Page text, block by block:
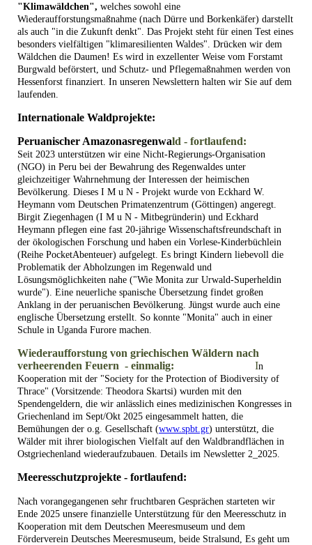
"Klimawäldchen", welches sowohl eine
Wiederaufforstungsmaßnahme (nach Dürre und Borkenkäfer) darstellt
als auch "in die Zukunft denkt". Das Projekt steht für einen Test eines
besonders vielfältigen "klimaresilienten Waldes". Drücken wir dem
Wäldchen die Daumen! Es wird in exzellenter Weise vom Forstamt
Burgwald beförstert, und Schutz- und Pflegemaßnahmen werden von
Hessenforst finanziert. In unseren Newslettern halten wir Sie auf dem
laufenden.
Internationale Waldprojekte:
Peruanischer Amazonasregenwald - fortlaufend:
Seit 2023 unterstützen wir eine Nicht-Regierungs-Organisation
(NGO) in Peru bei der Bewahrung des Regenwaldes unter
gleichzeitiger Wahrnehmung der Interessen der heimischen
Bevölkerung. Dieses I M u N - Projekt wurde von Eckhard W.
Heymann vom Deutschen Primatenzentrum (Göttingen) angeregt.
Birgit Ziegenhagen (I M u N - Mitbegründerin) und Eckhard
Heymann pflegen eine fast 20-jährige Wissenschaftsfreundschaft in
der ökologischen Forschung und haben ein Vorlese-Kinderbüchlein
(Reihe PocketAbenteuer) aufgelegt. Es bringt Kindern liebevoll die
Problematik der Abholzungen im Regenwald und
Lösungsmöglichkeiten nahe ("Wie Monita zur Urwald-Superheldin
wurde"). Eine neuerliche spanische Übersetzung findet großen
Anklang in der peruanischen Bevölkerung. Jüngst wurde auch eine
englische Übersetzung erstellt. So konnte "Monita" auch in einer
Schule in Uganda Furore machen.
Wiederaufforstung von griechischen Wäldern nach
verheerenden Feuern - einmalig: In
Kooperation mit der "Society for the Protection of Biodiversity of
Thrace" (Vorsitzende: Theodora Skartsi) wurden mit den
Spendengeldern, die wir anlässlich eines medizinischen Kongresses in
Griechenland im Sept/Okt 2025 eingesammelt hatten, die
Bemühungen der o.g. Gesellschaft (www.spbt.gr) unterstützt, die
Wälder mit ihrer biologischen Vielfalt auf den Waldbrandflächen in
Ostgriechenland wiederaufzubauen. Details im Newsletter 2_2025.
Meeresschutzprojekte - fortlaufend:
Nach vorangegangenen sehr fruchtbaren Gesprächen starteten wir
Ende 2025 unsere finanzielle Unterstützung für den Meeresschutz in
Kooperation mit dem Deutschen Meeresmuseum und dem
Förderverein Deutsches Meeresmuseum, beide Stralsund, Es geht um